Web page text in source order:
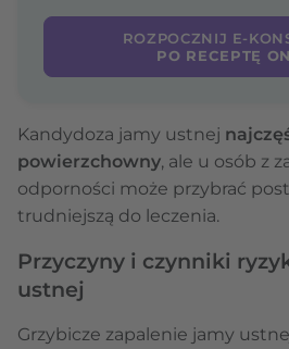
ROZPOCZNIJ E-
PO RECEPTĘ
Kandydoza jamy ustnej
powierzchowny, ale u osób z
odporności może przybrać
trudniejszą do leczenia.
Przyczyny i czynniki
ustnej
Grzybicze zapalenie jamy